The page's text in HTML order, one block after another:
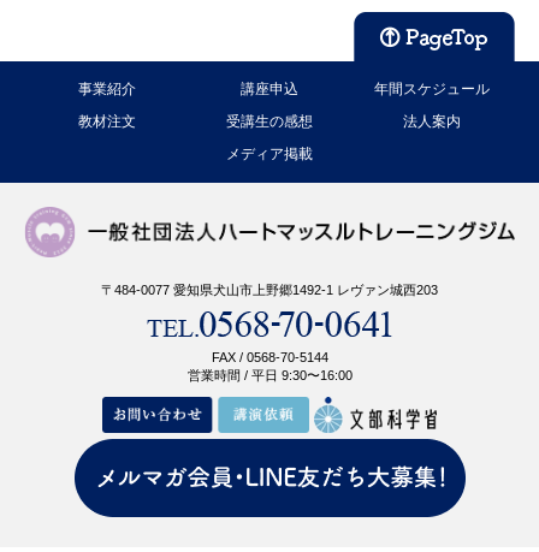
事業紹介 講座申込
年間スケジュール
教材注文
受講生の感想
法人案内
メディア掲載
〒484-0077 愛知県犬山市上野郷1492-1 レヴァン城西203
FAX / 0568-70-5144
営業時間 / 平日 9:30〜16:00